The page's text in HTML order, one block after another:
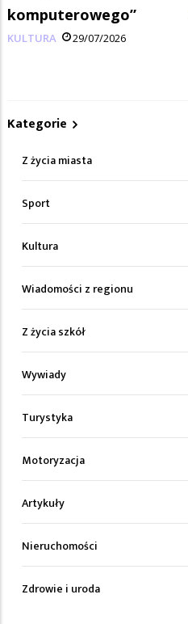
komputerowego”
KULTURA 29/07/2026
Kategorie
Z życia miasta
Sport
Kultura
Wiadomości z regionu
Z życia szkół
Wywiady
Turystyka
Motoryzacja
Artykuły
Nieruchomości
Zdrowie i uroda